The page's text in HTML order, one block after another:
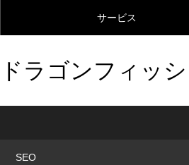
サービス
ドラゴンフィッ
SEO